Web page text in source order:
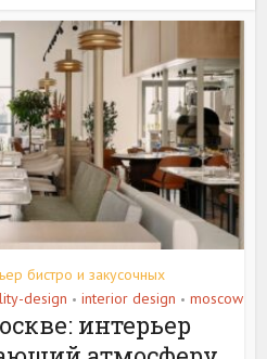
бистро и закусочных
design • interior design • moscow
интерьер